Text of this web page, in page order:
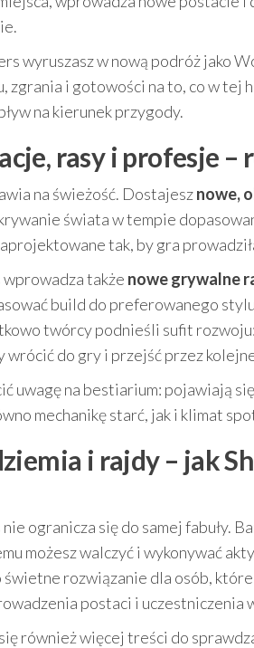
wyruszasz w nową podróż jako
zgrania i gotowości na to, co w
na kierunek przygody.
rasy i profesje
na świeżość. Dostajesznowe,
świata w tempie
tak, by gra
także nowe grywalne
build do preferowanego
twórcy podnieśli sufit rozwoju:
wrócić do gry i przejść przez
uwagę na bestiarium: pojawiają się
mechanikę starć, jak i klimat
i rajdy – jak
ogranicza się do samej fabuły.
możesz walczyć i wykonywać
świetne rozwiązanie dla osób,
postaci i uczestniczenia
również więcej treści do